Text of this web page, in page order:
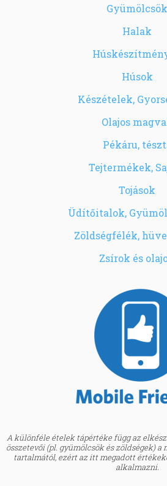
Gyümölcsök
Halak
Húsok
Készételek,
Olajos
Pékáru,
Tejtermékek,
Tojások
Üdítőitalok,
Zöldségfélék,
Zsírok és
A különféle ételek tápértéke függ az
összetevői (pl. gyümölcsök és zöldségek)
tartalmától, ezért az itt megadott
alkalmazni.